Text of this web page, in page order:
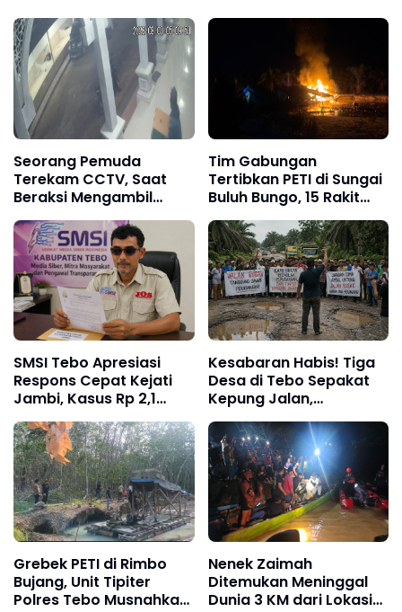
Seorang Pemuda
Terekam CCTV, Saat
Beraksi Mengambil
Hidayah
Tim Gabungan
Tertibkan PETI di Sungai
Buluh Bungo, 15 Rakit
SMSI Tebo Apresiasi
Respons Cepat Kejati
Jambi, Kasus Rp 2,1
Miliar PUPR Tebo
Kembali Disorot
Kesabaran Habis! Tiga
Desa di Tebo Sepakat
Kepung Jalan,
Perusahaan
Diultimatum
Bertanggung Jawab
Grebek PETI di Rimbo
Bujang, Unit Tipiter
Polres Tebo Musnahkan
Nenek Zaimah
Ditemukan Meninggal
Dunia 3 KM dari Lokasi